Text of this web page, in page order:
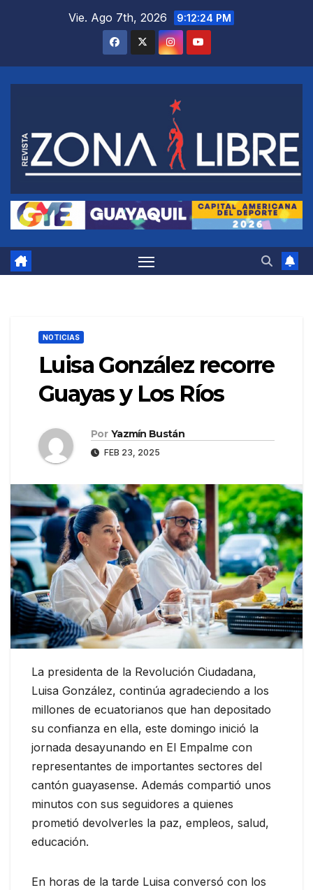
Vie. Ago 7th, 2026 9:12:25 PM
NOTICIAS
Luisa González recorre
Guayas y Los Ríos
Por Yazmín Bustán
FEB 23, 2025
La presidenta de la Revolución Ciudadana,
Luisa González, continúa agradeciendo a los
millones de ecuatorianos que han depositado
su confianza en ella, este domingo inició la
jornada desayunando en El Empalme con
representantes de importantes sectores del
cantón guayasense. Además compartió unos
minutos con sus seguidores a quienes
prometió devolverles la paz, empleos, salud,
educación.
En horas de la tarde Luisa conversó con los